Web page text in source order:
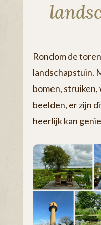
Rondom de
landschapstuin.
bomen,
beelden, er zijn
heerlijk kan